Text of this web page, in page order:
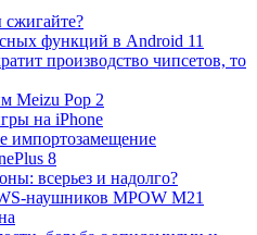
функций в Android 11
производство чипсетов, то
Meizu Pop 2
на iPhone
импортозамещение
8
всерьез и надолго?
наушников MPOW M21